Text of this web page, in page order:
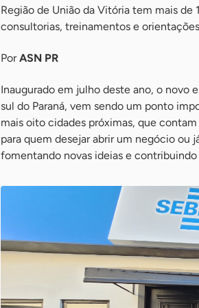
Região de União da Vitória tem mais
consultorias, treinamentos e orientações
PorASN PR
Inaugurado em julho deste ano, o novo
sul do Paraná, vem sendo um ponto
mais oito cidades próximas, que
para quem desejar abrir um negócio ou
fomentando novas ideias e